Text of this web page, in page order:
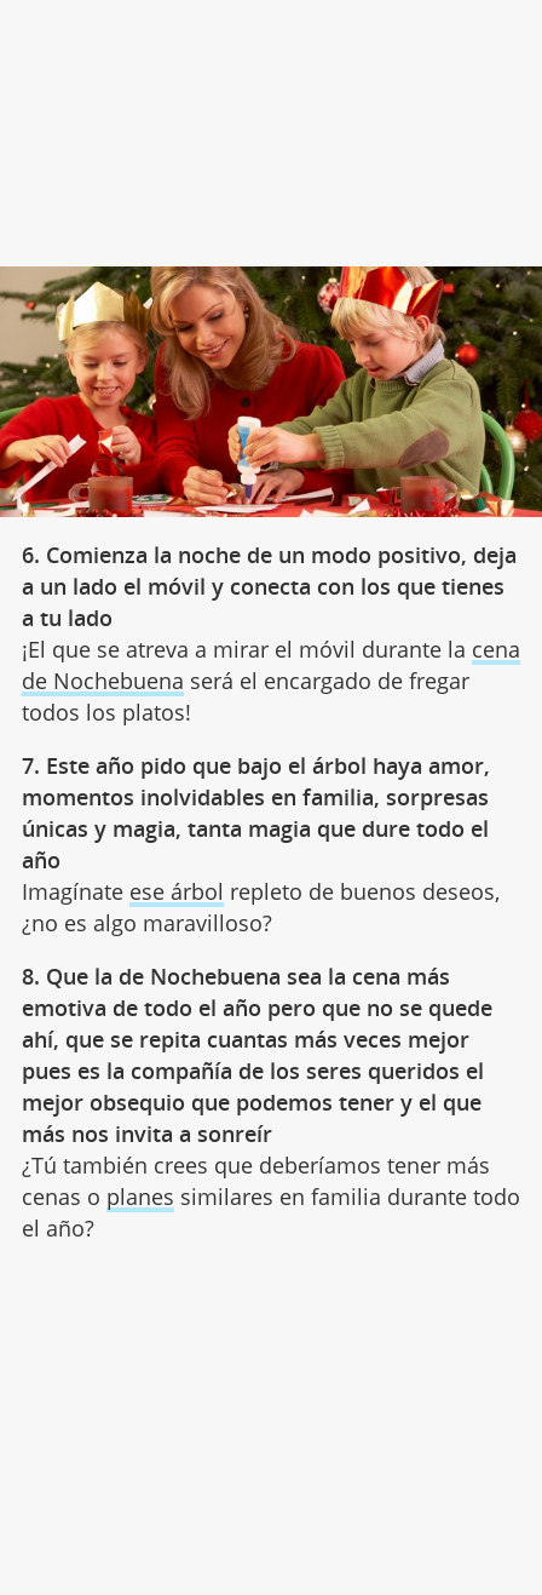
6. Comienza la noche de un modo positivo, deja
a un lado el móvil y conecta con los que tienes
a tu lado
¡El que se atreva a mirar el móvil durante la cena
de Nochebuena será el encargado de fregar
todos los platos!
7. Este año pido que bajo el árbol haya amor,
momentos inolvidables en familia, sorpresas
únicas y magia, tanta magia que dure todo el
año
Imagínate ese árbol repleto de buenos deseos,
¿no es algo maravilloso?
8. Que la de Nochebuena sea la cena más
emotiva de todo el año pero que no se quede
ahí, que se repita cuantas más veces mejor
pues es la compañía de los seres queridos el
mejor obsequio que podemos tener y el que
más nos invita a sonreír
¿Tú también crees que deberíamos tener más
cenas o planes similares en familia durante todo
el año?